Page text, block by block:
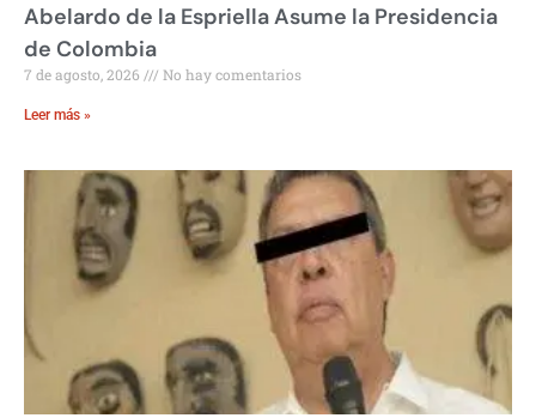
Abelardo de la Espriella Asume la Presidencia
de Colombia
7 de agosto, 2026 No hay comentarios
Leer más »